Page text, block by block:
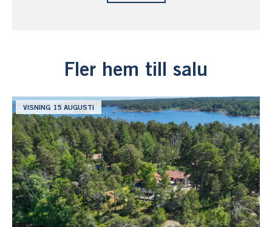
Fler hem till salu
VISNING 15 AUGUSTI